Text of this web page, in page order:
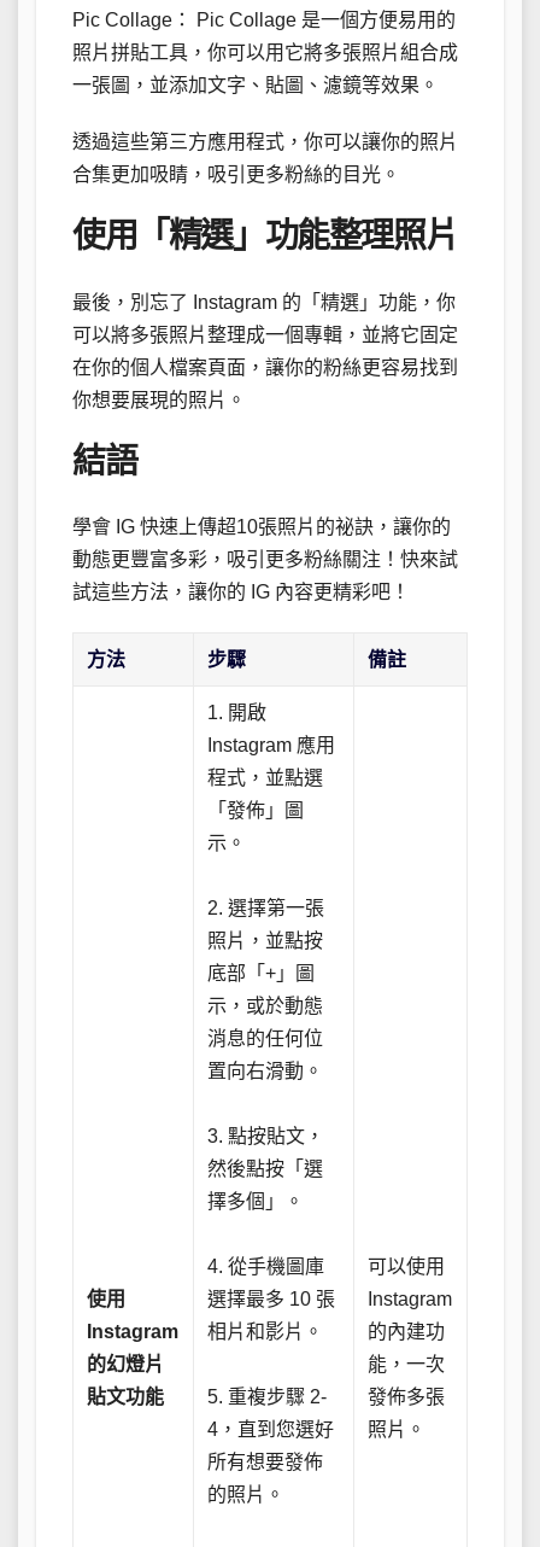
Pic Collage： Pic Collage 是一個方便易用的
照片拼貼工具，你可以用它將多張照片組合成
一張圖，並添加文字、貼圖、濾鏡等效果。
透過這些第三方應用程式，你可以讓你的照片
合集更加吸睛，吸引更多粉絲的目光。
使用「精選」功能整理照片
最後，別忘了 Instagram 的「精選」功能，你
可以將多張照片整理成一個專輯，並將它固定
在你的個人檔案頁面，讓你的粉絲更容易找到
你想要展現的照片。
結語
學會 IG 快速上傳超10張照片的祕訣，讓你的
動態更豐富多彩，吸引更多粉絲關注！快來試
試這些方法，讓你的 IG 內容更精彩吧！
方法 步驟 備註
使用
Instagram
的幻燈片
貼文功能
1. 開啟
Instagram 應用
程式，並點選
「發佈」圖
示。
2. 選擇第一張
照片，並點按
底部「+」圖
示，或於動態
消息的任何位
置向右滑動。
3. 點按貼文，
然後點按「選
擇多個」。
4. 從手機圖庫
選擇最多 10 張
相片和影片。
5. 重複步驟 2-
4，直到您選好
所有想要發佈
的照片。
可以使用
Instagram
的內建功
能，一次
發佈多張
照片。